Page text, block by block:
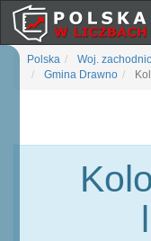
Polska Woj.
Gmina Drawno